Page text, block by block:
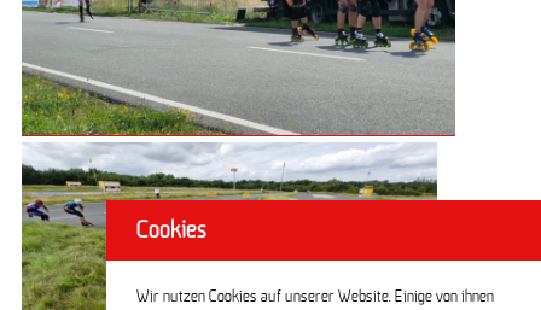
Cookies
Wir nutzen Cookies auf unserer Website. Einige von ihnen